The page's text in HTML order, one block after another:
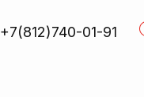
+7(812)740-01-91